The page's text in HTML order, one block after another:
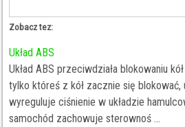
Zobacz tez:
Układ ABS
Układ ABS przeciwdziała blokowaniu
tylko któreś z kół zacznie się blokować,
wyreguluje ciśnienie w układzie
samochód zachowuje sterownoś ...